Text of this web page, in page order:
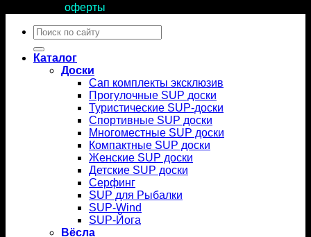
оферты
Искать:
Каталог
Доски
Сап комплекты эксклюзив
Прогулочные SUP доски
Туристические SUP-доски
Спортивные SUP доски
Многоместные SUP доски
Компактные SUP доски
Женские SUP доски
Детские SUP доски
Серфинг
SUP для Рыбалки
SUP-Wind
SUP-Йога
Вёсла